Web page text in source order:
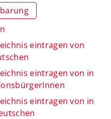
eintragen von
eintragen von in
eintragen von in